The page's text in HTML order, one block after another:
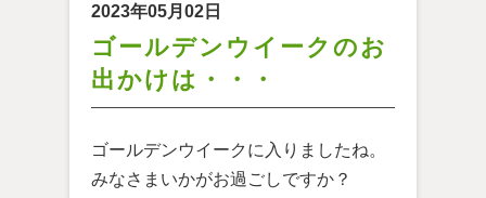
2023年05月02日
ゴールデンウイークのお
出かけは・・・
ゴールデンウイークに入りましたね。
みなさまいかがお過ごしですか？